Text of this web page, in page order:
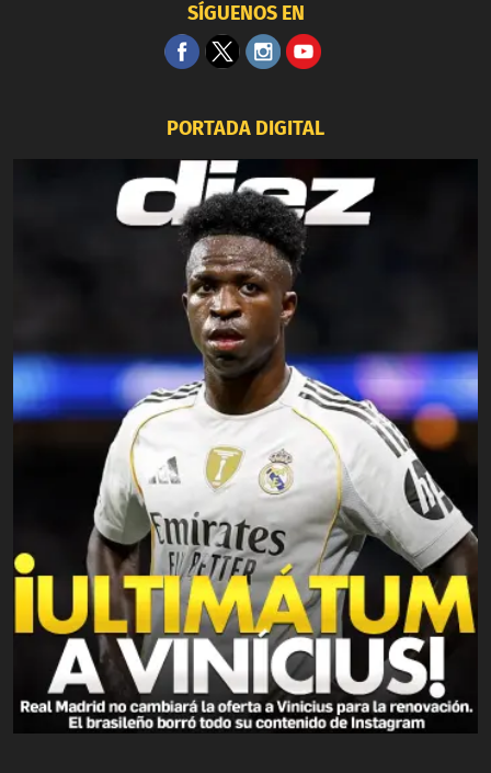
SÍGUENOS EN
PORTADA DIGITAL